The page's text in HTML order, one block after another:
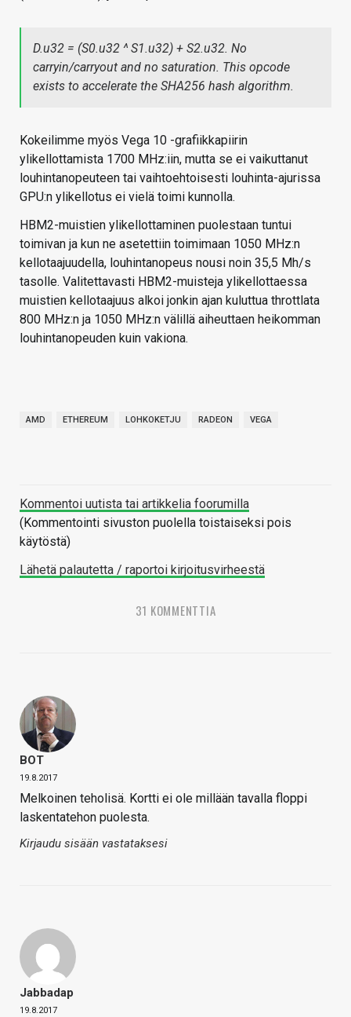
D.u32 = (S0.u32 ^ S1.u32) + S2.u32. No
carryin/carryout and no saturation. This opcode
exists to accelerate the SHA256 hash algorithm.
Kokeilimme myös Vega 10 -grafiikkapiirin
ylikellottamista 1700 MHz:iin, mutta se ei vaikuttanut
louhintanopeuteen tai vaihtoehtoisesti louhinta-ajurissa
GPU:n ylikellotus ei vielä toimi kunnolla.
HBM2-muistien ylikellottaminen puolestaan tuntui
toimivan ja kun ne asetettiin toimimaan 1050 MHz:n
kellotaajuudella, louhintanopeus nousi noin 35,5 Mh/s
tasolle. Valitettavasti HBM2-muisteja ylikellottaessa
muistien kellotaajuus alkoi jonkin ajan kuluttua throttlata
800 MHz:n ja 1050 MHz:n välillä aiheuttaen heikomman
louhintanopeuden kuin vakiona.
AMD ETHEREUM LOHKOKETJU RADEON VEGA
Kommentoi uutista tai artikkelia foorumilla
(Kommentointi sivuston puolella toistaiseksi pois
käytöstä)
Lähetä palautetta / raportoi kirjoitusvirheestä
31 KOMMENTTIA
BOT
19.8.2017
Melkoinen teholisä. Kortti ei ole millään tavalla floppi
laskentatehon puolesta.
Kirjaudu sisään vastataksesi
Jabbadap
19.8.2017